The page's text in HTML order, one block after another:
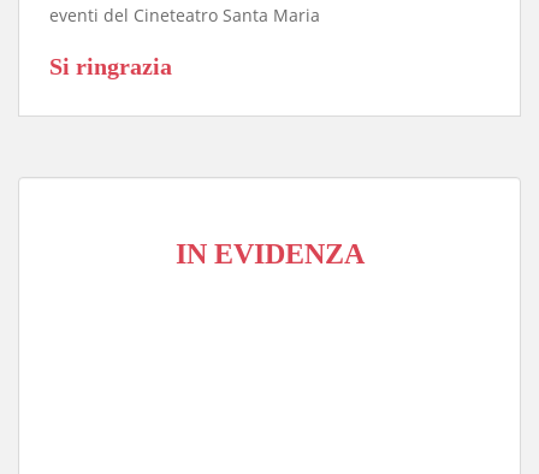
eventi del Cineteatro Santa Maria
Si ringrazia
IN EVIDENZA